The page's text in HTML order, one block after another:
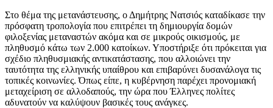
Στο θέμα της μετανάστευσης, ο Δημήτρης Νατσιός καταδίκασε την
πρόσφατη τροπολογία που επιτρέπει τη δημιουργία δομών
φιλοξενίας μεταναστών ακόμα και σε μικρούς οικισμούς, με
πληθυσμό κάτω των 2.000 κατοίκων. Υποστήριξε ότι πρόκειται για
σχέδιο πληθυσμιακής αντικατάστασης, που αλλοιώνει την
ταυτότητα της ελληνικής υπαίθρου και επιβαρύνει δυσανάλογα τις
τοπικές κοινωνίες. Όπως είπε, η κυβέρνηση παρέχει προνομιακή
μεταχείριση σε αλλοδαπούς, την ώρα που Έλληνες πολίτες
αδυνατούν να καλύψουν βασικές τους ανάγκες.